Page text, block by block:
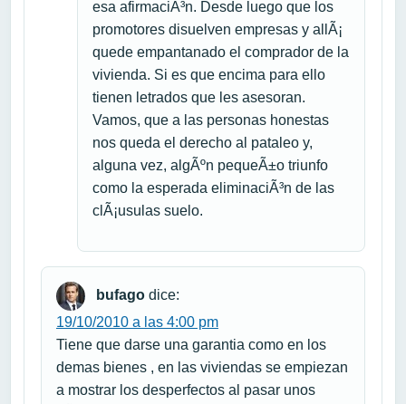
esa afirmaciÃ³n. Desde luego que los
promotores disuelven empresas y allÃ¡
quede empantanado el comprador de la
vivienda. Si es que encima para ello
tienen letrados que les asesoran.
Vamos, que a las personas honestas
nos queda el derecho al pataleo y,
alguna vez, algÃºn pequeÃ±o triunfo
como la esperada eliminaciÃ³n de las
clÃ¡usulas suelo.
bufago dice:
19/10/2010 a las 4:00 pm
Tiene que darse una garantia como en los
demas bienes , en las viviendas se empiezan
a mostrar los desperfectos al pasar unos